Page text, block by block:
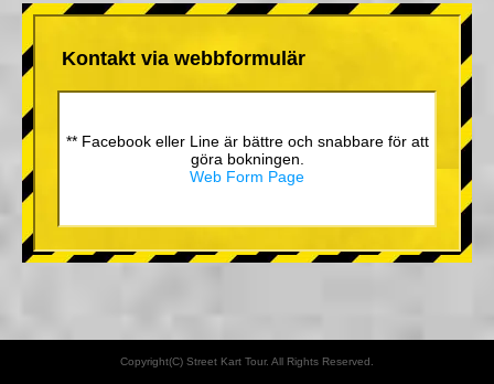
Kontakt via webbformulär
** Facebook eller Line är bättre och snabbare för att
göra bokningen.
Web Form Page
Copyright(C) Street Kart Tour. All Rights Reserved.